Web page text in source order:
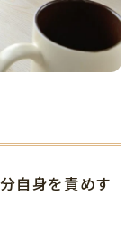
自身を責めす